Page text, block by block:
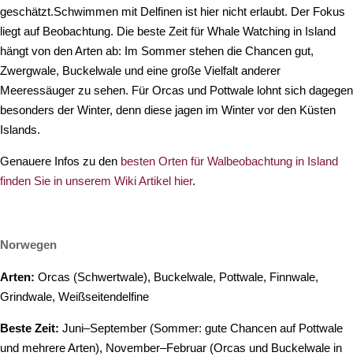
geschätzt.Schwimmen mit Delfinen ist hier nicht erlaubt. Der Fokus
liegt auf Beobachtung. Die beste Zeit für Whale Watching in Island
hängt von den Arten ab: Im Sommer stehen die Chancen gut,
Zwergwale, Buckelwale und eine große Vielfalt anderer
Meeressäuger zu sehen. Für Orcas und Pottwale lohnt sich dagegen
besonders der Winter, denn diese jagen im Winter vor den Küsten
Islands.
Genauere Infos zu den besten Orten für Walbeobachtung in Island
finden Sie in unserem Wiki Artikel hier.
Norwegen
Arten: Orcas (Schwertwale), Buckelwale, Pottwale, Finnwale,
Grindwale, Weißseitendelfine
Beste Zeit: Juni–September (Sommer: gute Chancen auf Pottwale
und mehrere Arten), November–Februar (Orcas und Buckelwale in